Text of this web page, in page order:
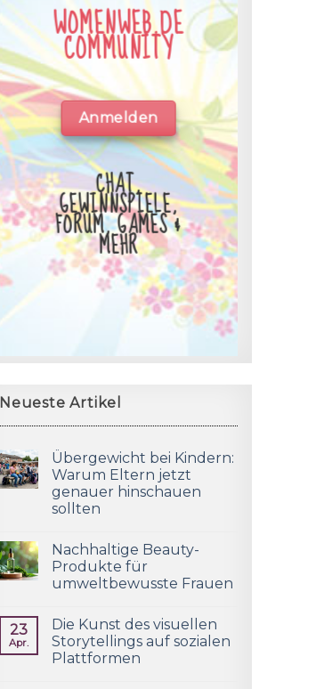
WOMENWEB.DE
COMMUNITY
Anmelden
CHAT,
GEWINNSPIELE,
FORUM, GAMES &
MEHR
Neueste Artikel
Übergewicht bei Kindern:
Warum Eltern jetzt
genauer hinschauen
sollten
Nachhaltige Beauty-
Produkte für
umweltbewusste Frauen
23
Apr.
Die Kunst des visuellen
Storytellings auf sozialen
Plattformen